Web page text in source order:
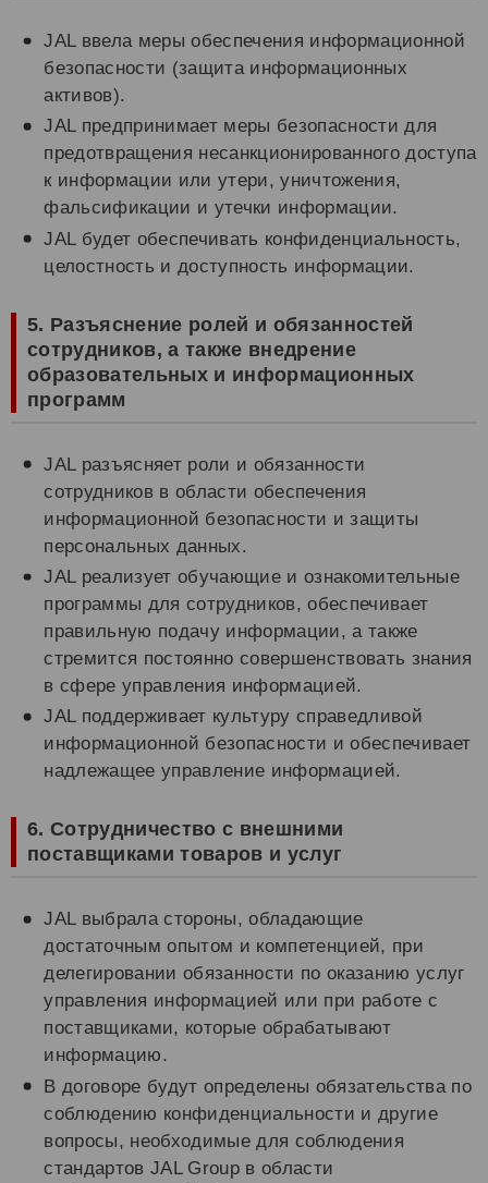
JAL ввела меры обеспечения информационной
безопасности (защита информационных
активов).
JAL предпринимает меры безопасности для
предотвращения несанкционированного доступа
к информации или утери, уничтожения,
фальсификации и утечки информации.
JAL будет обеспечивать конфиденциальность,
целостность и доступность информации.
5. Разъяснение ролей и обязанностей
сотрудников, а также внедрение
образовательных и информационных
программ
JAL разъясняет роли и обязанности
сотрудников в области обеспечения
информационной безопасности и защиты
персональных данных.
JAL реализует обучающие и ознакомительные
программы для сотрудников, обеспечивает
правильную подачу информации, а также
стремится постоянно совершенствовать знания
в сфере управления информацией.
JAL поддерживает культуру справедливой
информационной безопасности и обеспечивает
надлежащее управление информацией.
6. Сотрудничество с внешними
поставщиками товаров и услуг
JAL выбрала стороны, обладающие
достаточным опытом и компетенцией, при
делегировании обязанности по оказанию услуг
управления информацией или при работе с
поставщиками, которые обрабатывают
информацию.
В договоре будут определены обязательства по
соблюдению конфиденциальности и другие
вопросы, необходимые для соблюдения
стандартов JAL Group в области